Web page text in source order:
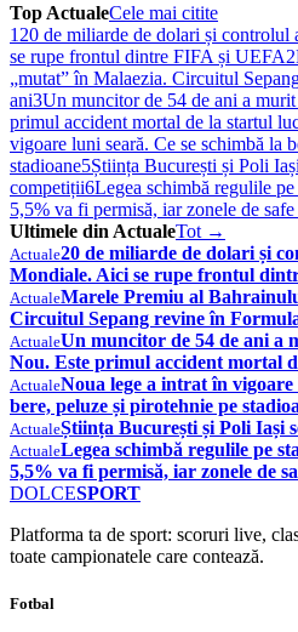
Top ActualeCele mai citite
1 20 de miliarde de dolari și
se rupe frontul dintre FIFA și UEFA2
„mutat” în Malaezia. Circuitul
ani3Un muncitor de 54 de ani a
primul accident mortal de la startul
vigoare luni seară. Ce se schimbă la
stadioane5Știința București și Poli
competiții6Legea schimbă regulile
5,5% va fi permisă, iar zonele de
Ultimele din ActualeTot →
Actuale20 de miliarde de dolari și
Mondiale. Aici se rupe frontul
ActualeMarele Premiu al
Circuitul Sepang revine în
ActualeUn muncitor de 54 de ani a
Nou. Este primul accident mortal
ActualeNoua lege a intrat în vigoare
bere, peluze și pirotehnie pe
ActualeȘtiința București și Poli Iași
ActualeLegea schimbă regulile pe
5,5% va fi permisă, iar zonele de
DOLCESPORT
Platforma ta de sport: scoruri live,
toate campionatele care contează.
Fotbal